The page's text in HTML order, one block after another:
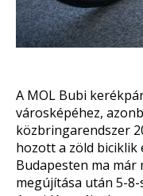
A MOL Bubi
városképéhez,
közbringarendszer
hozott a zöld biciklik
Budapesten ma már
megújítása után 5-